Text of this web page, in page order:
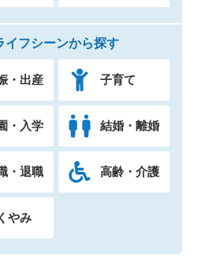
イフシーンから探す
・出産 子育て
・入学 結婚・離婚
・退職 高齢・介護
やみ